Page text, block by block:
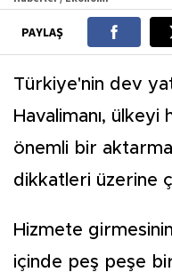
PAYLAŞ
Türkiye'nin dev
Havalimanı, ülkeyi
önemli bir
dikkatleri üzerine
Hizmete
içinde peş peşe